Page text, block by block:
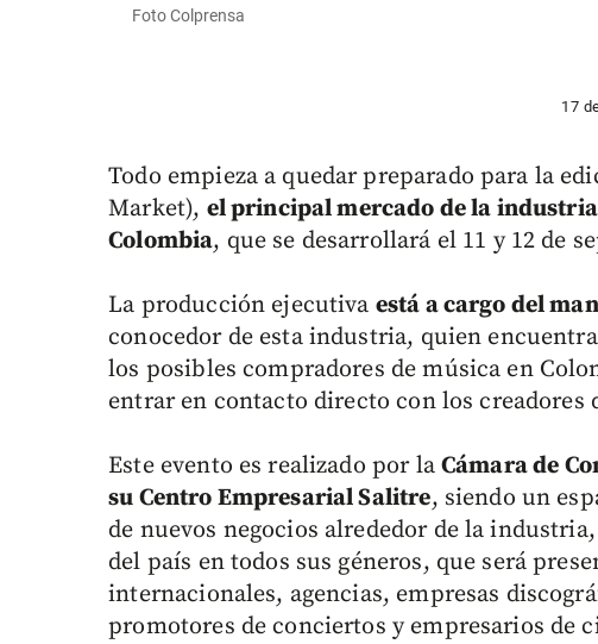
Foto Colprensa
17
Todo empieza a quedar preparado para la
Market), el principal mercado de la
Colombia, que se desarrollará el 11 y 12 de
La producción ejecutiva está a cargo del
conocedor de esta industria, quien
los posibles compradores de música en
entrar en contacto directo con los creadores
Este evento es realizado por la Cámara de
su Centro Empresarial Salitre, siendo un
de nuevos negocios alrededor de la
del país en todos sus géneros, que será
internacionales, agencias, empresas
promotores de conciertos y empresarios de